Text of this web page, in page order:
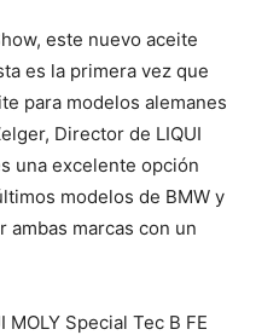
este nuevo aceite
es la primera vez que
para modelos alemanes
Director de LIQUI
una excelente opción
modelos de BMW y
ambas marcas con un
Special Tec B FE